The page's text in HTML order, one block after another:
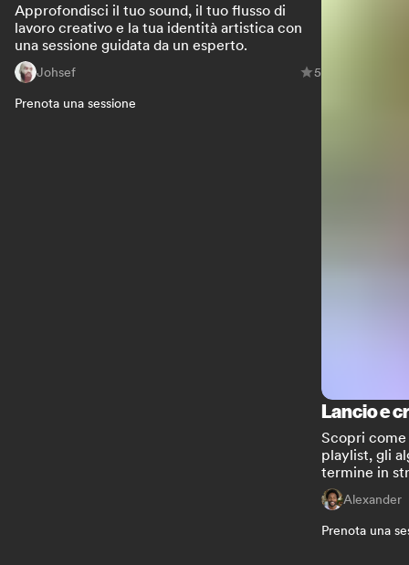
Approfondisci il tuo sound, il tuo flusso di
lavoro creativo e la tua identità artistica con
una sessione guidata da un esperto.
Johsef 5
Prenota una sessione
Lancio e
Scopri
playlist, gli
termine in
Alexander
Prenota una